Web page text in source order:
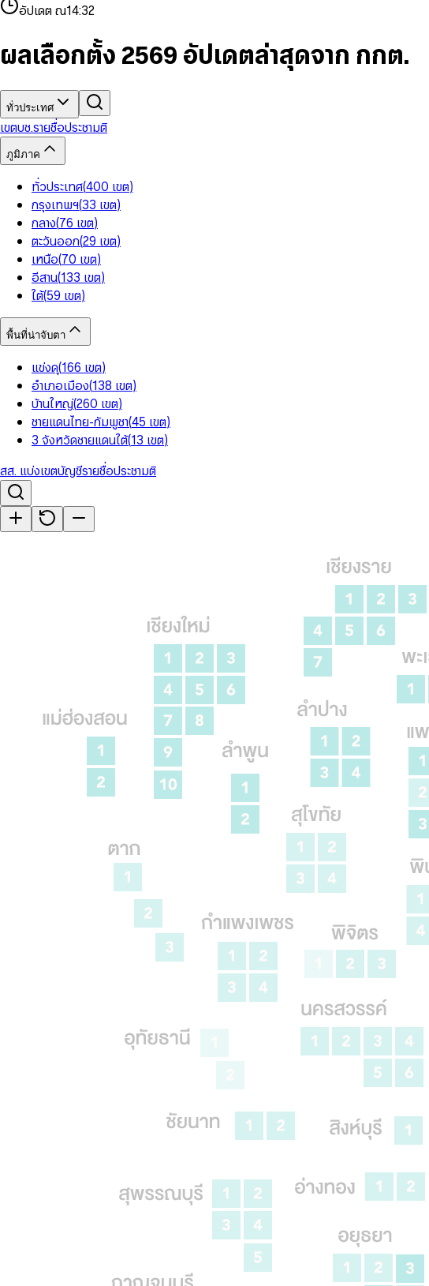
9 9
5
7
8
9 93
5
6
8
9
84
6
7
9
3
5
6
8
9
7
9
อัปเดต ณ14:32
ผลเลือกตั้ง 2569 อัปเดตล่าสุดจาก กกต.
ทั่วประเทศ
เขตบช.รายชื่อประชามติ
ภูมิภาค
ทั่วประเทศ(400 เขต)
กรุงเทพฯ(33 เขต)
กลาง(76 เขต)
ตะวันออก(29 เขต)
เหนือ(70 เขต)
อีสาน(133 เขต)
ใต้(59 เขต)
พื้นที่น่าจับตา
แข่งดุ(166 เขต)
อำเภอเมือง(138 เขต)
บ้านใหญ่(260 เขต)
ชายแดนไทย-กัมพูชา(45 เขต)
3 จังหวัดชายแดนใต้(13 เขต)
สส. แบ่งเขตบัญชีรายชื่อประชามติ